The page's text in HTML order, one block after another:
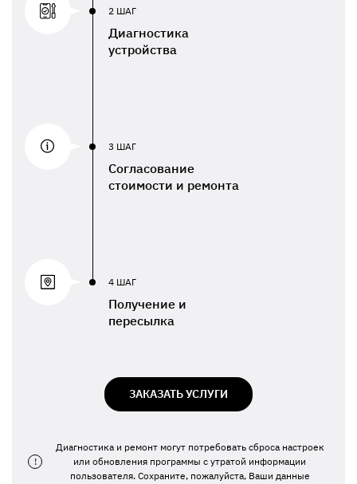
2 ШАГ
Диагностика
устройства
3 ШАГ
Согласование
стоимости и ремонта
4 ШАГ
Получение и
пересылка
ЗАКАЗАТЬ УСЛУГИ
!
Диагностика и ремонт могут потребовать сброса настроек
или обновления программы с утратой информации
пользователя. Сохраните, пожалуйста, Ваши данные